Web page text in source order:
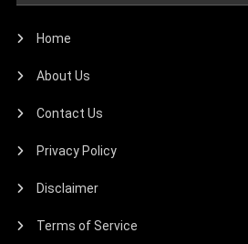
Home
About Us
Contact Us
Privacy Policy
Disclaimer
Terms of Service